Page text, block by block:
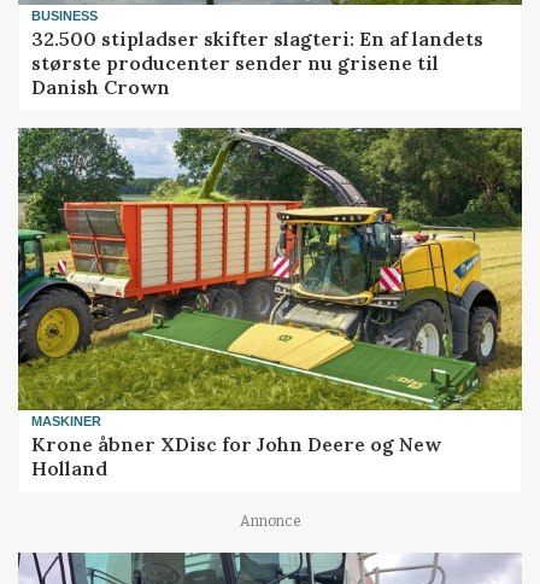
BUSINESS
32.500 stipladser skifter slagteri: En af landets
største producenter sender nu grisene til
Danish Crown
MASKINER
Krone åbner XDisc for John Deere og New
Holland
Annonce